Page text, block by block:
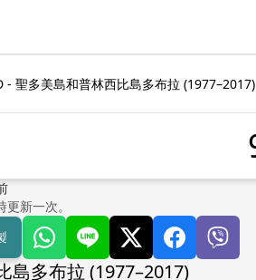
- 聖多美島和普林西比島多布拉 (1977–2017)
新一次。
島多布拉 (1977–2017)